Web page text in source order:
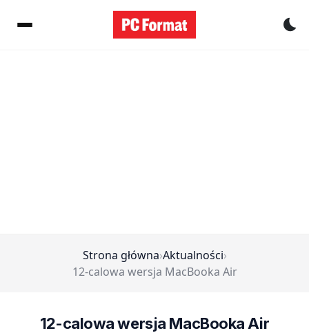
Strona główna›Aktualności›
12-calowa wersja MacBooka Air
12-calowa wersja MacBooka Air